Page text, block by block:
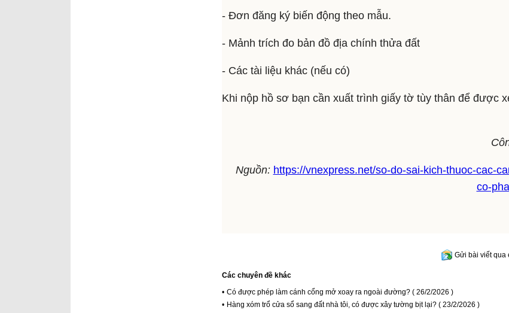
- Đơn đăng ký biến động theo mẫu.
- Mảnh trích đo bản đồ địa chính thửa đất
- Các tài liệu khác (nếu có)
Khi nộp hồ sơ bạn cần xuất trình giấy tờ tùy thân để được
Nguồn: https://vnexpress.net/so-do-sai-kich-thuoc-cac-
co-
Gửi bài viết qua
Các chuyên đề khác
• Có được phép làm cánh cổng mở xoay ra ngoài đường?( 26/2/2026 )
• Hàng xóm trổ cửa sổ sang đất nhà tôi, có được xây tường bịt lại?( 23/2/2026 )